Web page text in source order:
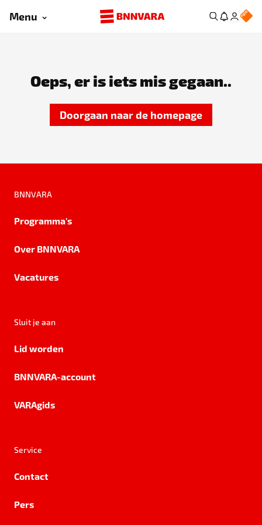
Menu
Oeps, er is iets mis gegaan..
Doorgaan naar de homepage
BNNVARA
Programma's
Over BNNVARA
Vacatures
Sluit je aan
Lid worden
BNNVARA-account
VARAgids
Service
Contact
Pers